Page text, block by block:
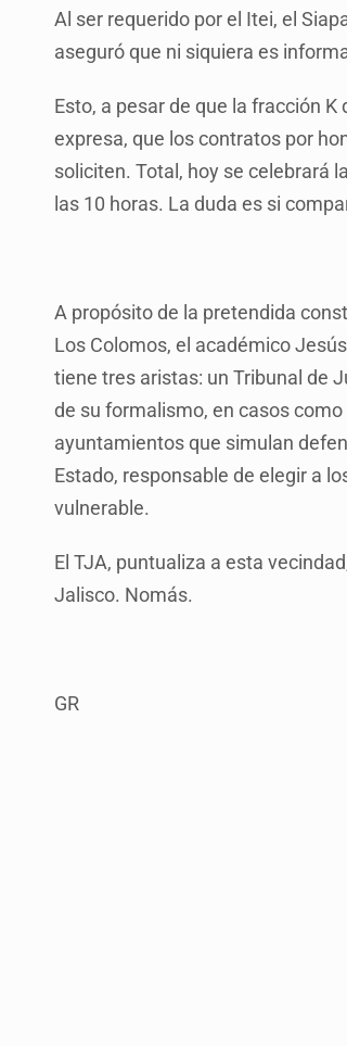
Al ser requerido por el Itei, el
aseguró que ni siquiera es
Esto, a pesar de que la fracción
expresa, que los contratos por
soliciten. Total, hoy se celebrará
las 10 horas. La duda es si
A propósito de la pretendida
Los Colomos, el académico
tiene tres aristas: un Tribunal de
de su formalismo, en casos
ayuntamientos que simulan
Estado, responsable de elegir a
vulnerable.
El TJA, puntualiza a esta
Jalisco. Nomás.
GR